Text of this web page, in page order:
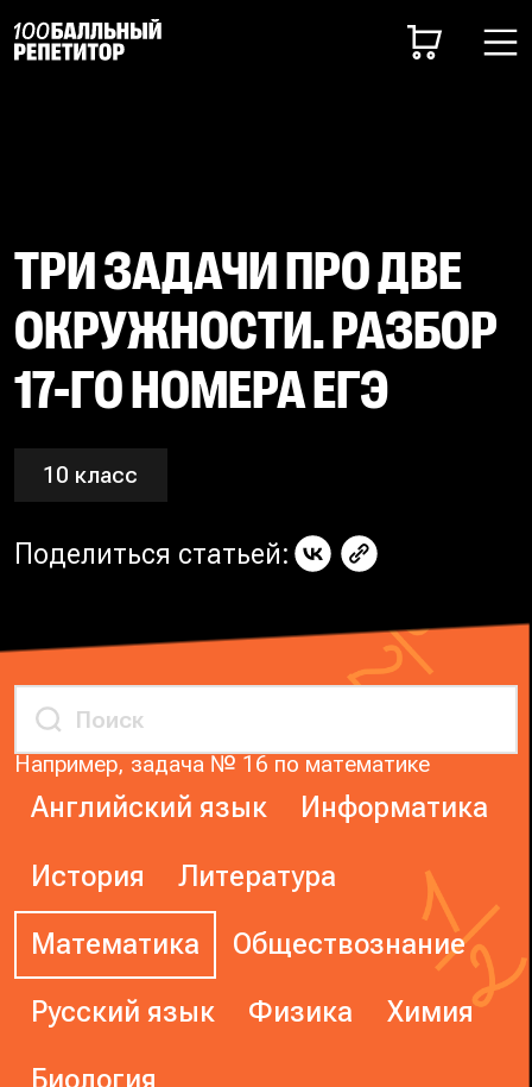
ТРИ ЗАДАЧИ ПРО ДВЕ
ОКРУЖНОСТИ. РАЗБОР
17-ГО НОМЕРА ЕГЭ
10 класс
Поделиться статьей:
Например, задача № 16 по математике
Английский язык Информатика
История Литература
Математика Обществознание
Русский язык Физика Химия
Биология